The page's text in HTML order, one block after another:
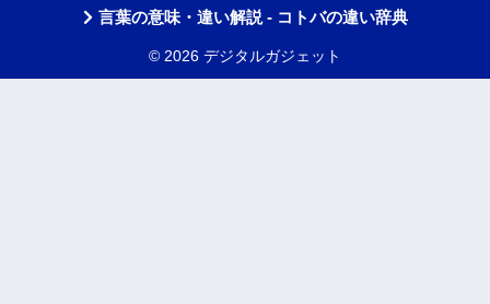
言葉の意味・違い解説 - コトバの違い辞典
© 2026 デジタルガジェット